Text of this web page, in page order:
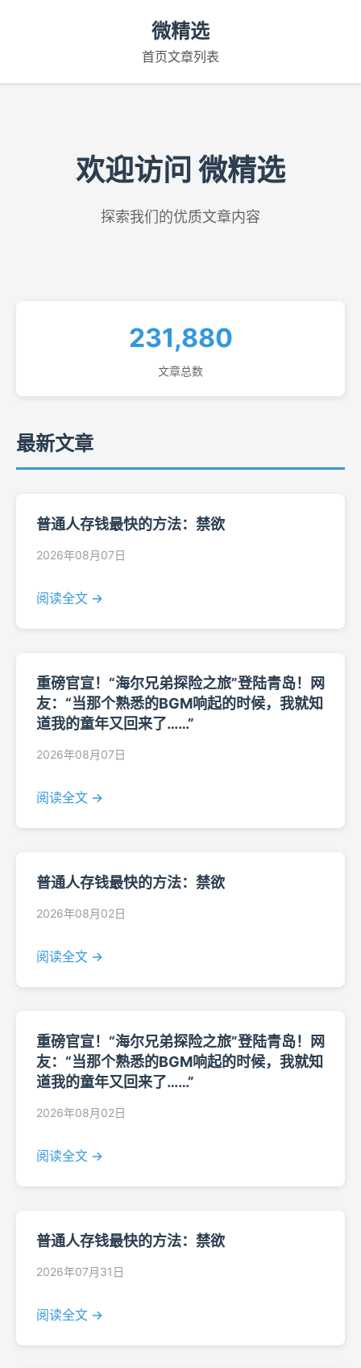
微精选
首页文章列表
欢迎访问 微精选
探索我们的优质文章内容
231,880
文章总数
最新文章
普通人存钱最快的方法：禁欲
2026年08月07日
阅读全文 →
重磅官宣！“海尔兄弟探险之旅”登陆青岛！网
友：“当那个熟悉的BGM响起的时候，我就知
道我的童年又回来了……”
2026年08月07日
阅读全文 →
普通人存钱最快的方法：禁欲
2026年08月02日
阅读全文 →
重磅官宣！“海尔兄弟探险之旅”登陆青岛！网
友：“当那个熟悉的BGM响起的时候，我就知
道我的童年又回来了……”
2026年08月02日
阅读全文 →
普通人存钱最快的方法：禁欲
2026年07月31日
阅读全文 →